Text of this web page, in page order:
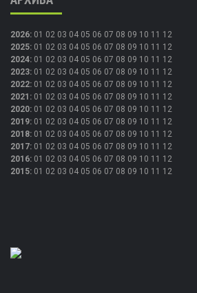
2026: 01 02 03 04 05 06 07 08 09 10 11 12
2025: 01 02 03 04 05 06 07 08 09 10 11 12
2024: 01 02 03 04 05 06 07 08 09 10 11 12
2023: 01 02 03 04 05 06 07 08 09 10 11 12
2022: 01 02 03 04 05 06 07 08 09 10 11 12
2021 : 01 02 03 04 05 06 07 08 09 10 11 12
2020: 01 02 03 04 05 06 07 08 09 10 11 12
2019: 01 02 03 04 05 06 07 08 09 10 11 12
2018: 01 02 03 04 05 06 07 08 09 10 11 12
2017: 01 02 03 04 05 06 07 08 09 10 11 12
2016: 01 02 03 04 05 06 07 08 09 10 11 12
2015: 01 02 03 04 05 06 07 08 09 10 11 12